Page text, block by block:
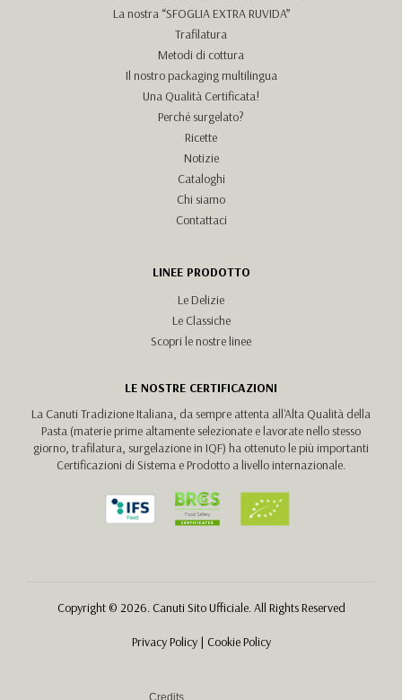
La nostra “SFOGLIA EXTRA RUVIDA”
Trafilatura
Metodi di cottura
Il nostro packaging multilingua
Una Qualità Certificata!
Perché surgelato?
Ricette
Notizie
Cataloghi
Chi siamo
Contattaci
LINEE PRODOTTO
Le Delizie
Le Classiche
Scopri le nostre linee
LE NOSTRE CERTIFICAZIONI
La Canuti Tradizione Italiana, da sempre attenta all'Alta Qualità della
Pasta (materie prime altamente selezionate e lavorate nello stesso
giorno, trafilatura, surgelazione in IQF) ha ottenuto le più importanti
Certificazioni di Sistema e Prodotto a livello internazionale.
Copyright © 2026. Canuti Sito Ufficiale. All Rights Reserved
Privacy Policy| Cookie Policy